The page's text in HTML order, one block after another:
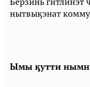
нытвыӄэнат
Ымы ӄутти